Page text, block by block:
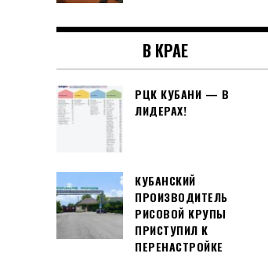
В КРАЕ
РЦК КУБАНИ — В
ЛИДЕРАХ!
КУБАНСКИЙ
ПРОИЗВОДИТЕЛЬ
РИСОВОЙ КРУПЫ
ПРИСТУПИЛ К
ПЕРЕНАСТРОЙКЕ